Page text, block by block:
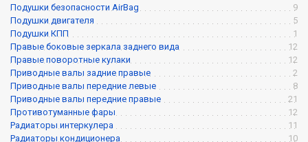
Подушки безопасности AirBag
9
Подушки двигателя
5
Подушки КПП
1
Правые боковые зеркала заднего вида
12
Правые поворотные кулаки
12
Приводные валы задние правые
2
Приводные валы передние левые
8
Приводные валы передние правые
21
Противотуманные фары
12
Радиаторы интеркулера
11
Радиаторы кондиционера
10